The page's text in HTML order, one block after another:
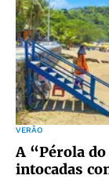
VERÃO
A “Pérola
intocadas